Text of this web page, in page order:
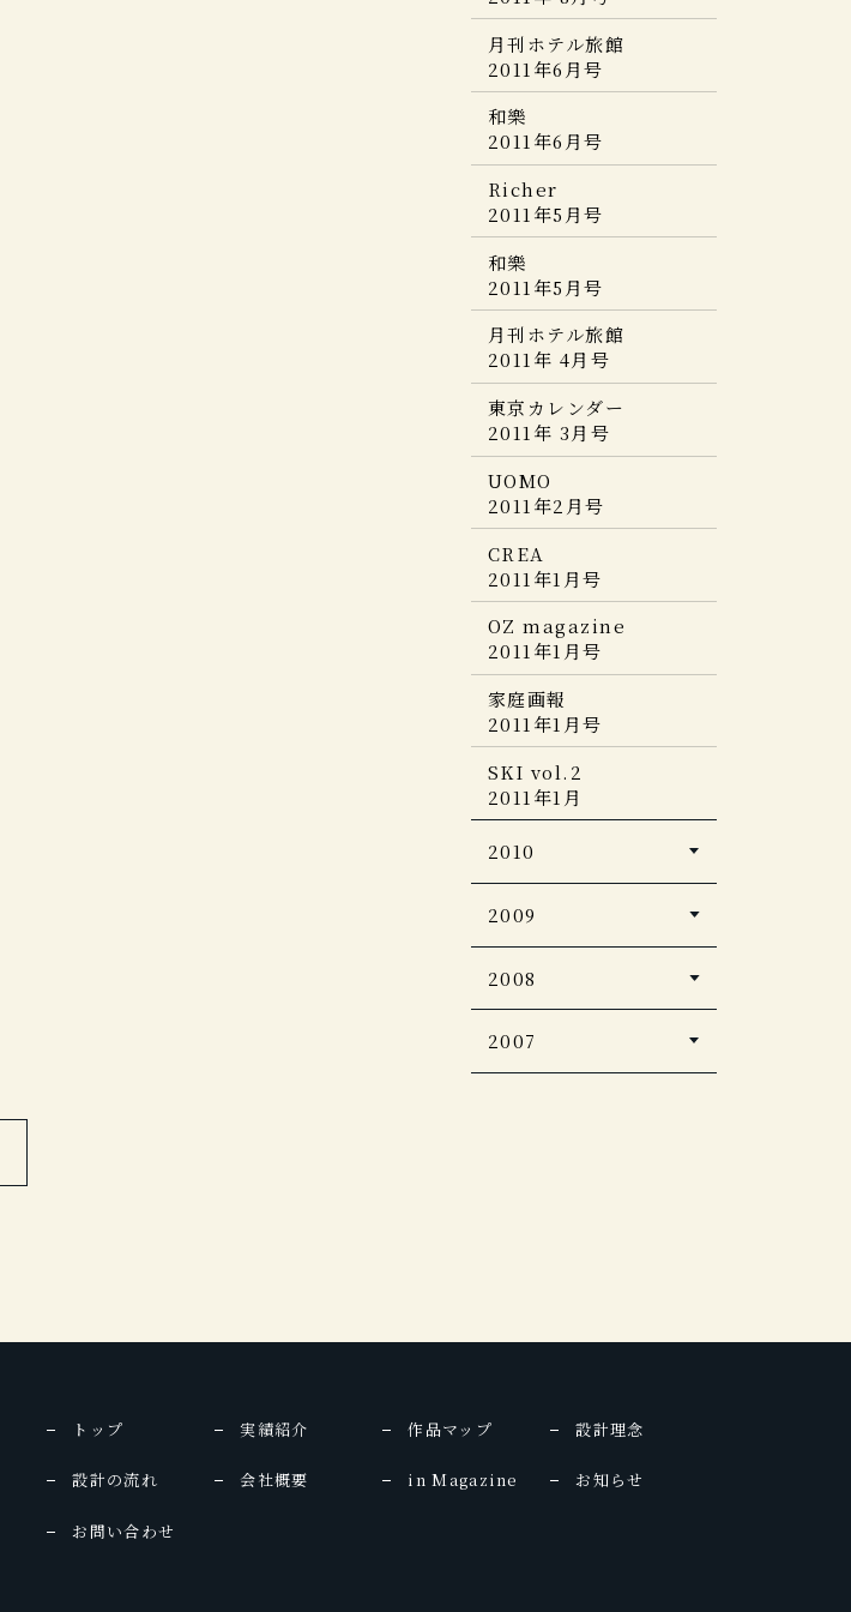
5つ星の宿
2015年版
誘いたい店
2015
Richer別冊
淡路島
OZmagazine TRIP
2015年4月号
家庭画報
2015年 04月号
月刊外戸本・露天風呂
付き客室の温泉宿
サライ増刊 旅サライ
2014春号
FRaU
2014年 04月号
Discover Japan
Vol.33
2014年4月号
東京カレンダー
2014年 04月号
大人の癒し宿
2014 ～東日本編～
美ST
2014年3月号
Discover Japan
TRAVEL ニッポンの名
宿
LIFE STYLE DOOR
vol.32
LEON
2013年3月号
ミセスTravel
2013年1月号
婦人画報
2013年1月号
NILLE’S NILE
2012年5月号
CREA Traveller
2012年
SIGNATURE
2012年4月号
美ST
2012年5月号
婦人画報
2012年4月号
LEON
2012年4月号
DiscoverJapanTravel
2012年
BAILA
2012年2月号
Discover Japan
2012年2月号
Hanako
2012年no.1010
家庭画報
2012年2月号
美ST
月刊ホテル旅館
2011年6月号
和樂
2011年6月号
Richer
2011年5月号
和樂
2011年5月号
月刊ホテル旅館
2011年 4月号
東京カレンダー
2011年 3月号
UOMO
2011年2月号
CREA
2011年1月号
OZ magazine
2011年1月号
家庭画報
2011年1月号
SKI vol.2
2011年1月
2010
CREA Traveller
じゃらん スゴい！温泉
宿
＜完全保存版・関東版
＞2011
2010年 9月号
2009
商店建築
月刊ホテル旅館
2009年12月号
2009年
2009年1月号
2008
月刊ホテル旅館
2008年2月号
2007
トップ 実績紹介 作品マップ 設計理念
設計の流れ 会社概要 in Magazine お知らせ
お問い合わせ